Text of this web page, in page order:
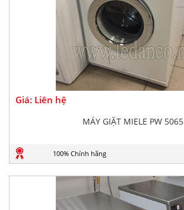
Giá: Liên hệ
MÁY GIẶT MIELE PW 5065
100% Chính hãng